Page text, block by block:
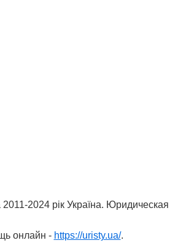
2024 рік Україна. Юридическая
онлайн - https://uristy.ua/.